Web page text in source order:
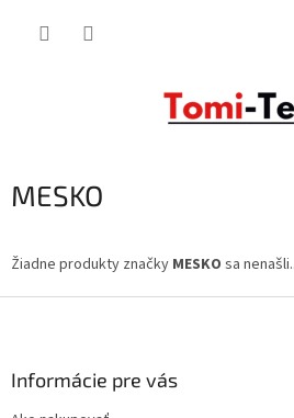
MESKO
Žiadne produkty značky MESKO sa
Informácie pre vás